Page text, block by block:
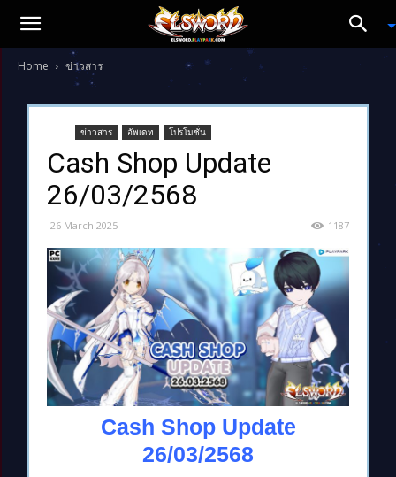
Home ข่าวสาร
ข่าวสาร อัพเดท โปรโมชั่น
Cash Shop Update
26/03/2568
26 March 2025 1187
Cash Shop Update
26/03/2568